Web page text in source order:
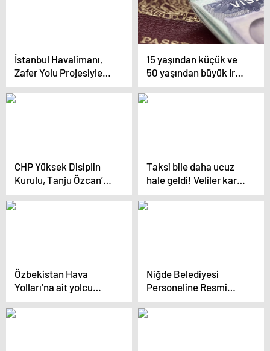
İstanbul Havalimanı,
Zafer Yolu Projesiyle
Kütahya’daki Okula
Destek Verdi
15 yaşından küçük ve
50 yaşından büyük Irak
vatandaşlarına vize
muafiyeti
CHP Yüksek Disiplin
Kurulu, Tanju Özcan’a
kınama cezası verdi
Taksi bile daha ucuz
hale geldi! Veliler kara
kara düşünüyor
Özbekistan Hava
Yolları’na ait yolcu
uçağı Merzifon
Havalimanı’na zorunlu
Niğde Belediyesi
Personeline Resmi
Yazışma Kuralları
Eğitimi Verildi